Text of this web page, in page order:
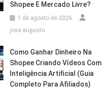
Shopee E Mercado Livre?
1 de agosto de 2026
jose augusto
Como Ganhar Dinheiro Na
Shopee Criando Vídeos Com
Inteligência Artificial (Guia
Completo Para Afiliados)